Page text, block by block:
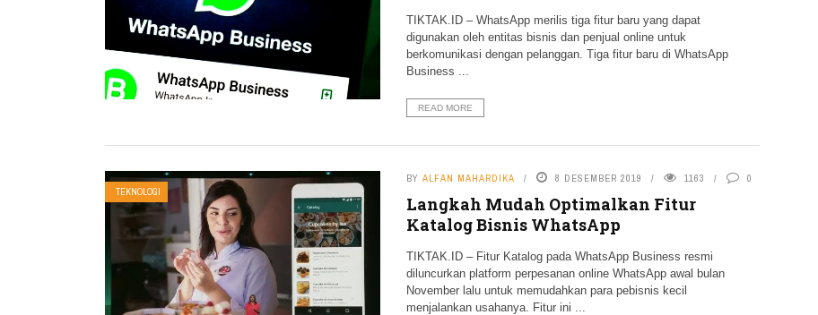
TIKTAK.ID – WhatsApp merilis tiga fitur baru yang dapat
digunakan oleh entitas bisnis dan penjual online untuk
berkomunikasi dengan pelanggan. Tiga fitur baru di WhatsApp
Business ...
READ MORE
TEKNOLOGI
BY ALFAN MAHARDIKA 8 DESEMBER 2019 1163 0
Langkah Mudah Optimalkan Fitur
Katalog Bisnis WhatsApp
TIKTAK.ID – Fitur Katalog pada WhatsApp Business resmi
diluncurkan platform perpesanan online WhatsApp awal bulan
November lalu untuk memudahkan para pebisnis kecil
menjalankan usahanya. Fitur ini ...